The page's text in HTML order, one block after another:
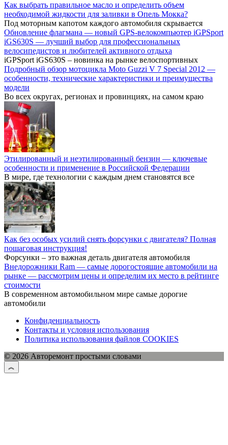
Как выбрать правильное масло и определить объем
необходимой жидкости для заливки в Опель Мокка?
Под моторным капотом каждого автомобиля скрывается
Обновление флагмана — новый GPS-велокомпьютер iGPSport
iGS630S — лучший выбор для профессиональных
велосипедистов и любителей активного отдыха
iGPSport iGS630S – новинка на рынке велоспортивных
Подробный обзор мотоцикла Moto Guzzi V 7 Special 2012 —
особенности, технические характеристики и преимущества
модели
Во всех округах, регионах и провинциях, на самом краю
Этилированный и неэтилированный бензин — ключевые
особенности и применение в Российской Федерации
В мире, где технологии с каждым днем становятся все
Как без особых усилий снять форсунки с двигателя? Полная
пошаговая инструкция!
Форсунки – это важная деталь двигателя автомобиля
Внедорожники Ram — самые дорогостоящие автомобили на
рынке — рассмотрим цены и определим их место в рейтинге
стоимости
В современном автомобильном мире самые дорогие
автомобили
Конфиденциальность
Контакты и условия использования
Политика использования файлов COOKIES
© 2026 Авторемонт простыми словами